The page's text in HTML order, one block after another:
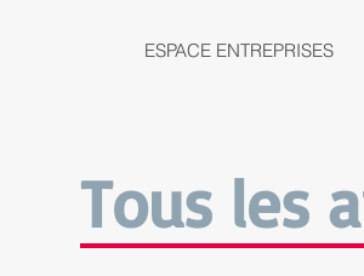
ESPACE ENTREPRISES
Tous les